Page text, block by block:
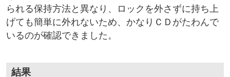
られる保持方法と異なり、ロックを外さずに持ち上
げても簡単に外れないため、かなりＣＤがたわんで
いるのが確認できました。
結果